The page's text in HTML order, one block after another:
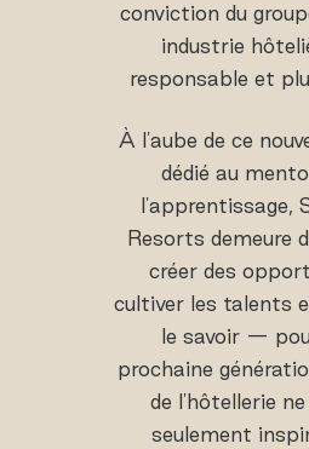
conviction du
industrie
responsable et
À l'aube de ce
dédié au
l'apprentissage,
Resorts demeure
créer des
cultiver les talents
le savoir —
prochaine
de l'hôtellerie
seulement